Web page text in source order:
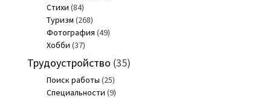
Стихи (84)
Туризм (268)
Фотография (49)
Хобби (37)
Трудоустройство (35)
Поиск работы (25)
Специальности (9)